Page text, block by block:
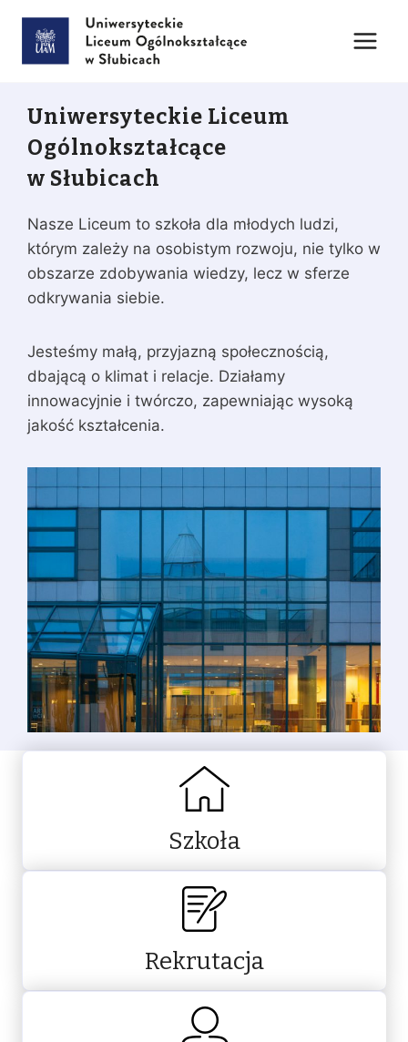
treści
Uniwersyteckie Liceum
Ogólnokształcące
w Słubicach
Nasze Liceum to szkoła dla młodych ludzi,
którym zależy na osobistym rozwoju, nie tylko w
obszarze zdobywania wiedzy, lecz w sferze
odkrywania siebie.
Jesteśmy małą, przyjazną społecznością,
dbającą o klimat i relacje. Działamy
innowacyjnie i twórczo, zapewniając wysoką
jakość kształcenia.
Szkoła
Rekrutacja